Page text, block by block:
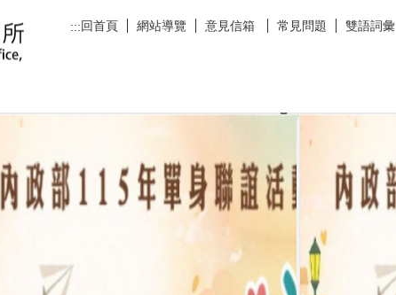
:::回首頁 網站導覽 意見信箱 常見問題 雙語詞彙